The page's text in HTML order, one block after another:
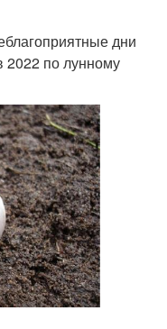
дни
2022 по лунному